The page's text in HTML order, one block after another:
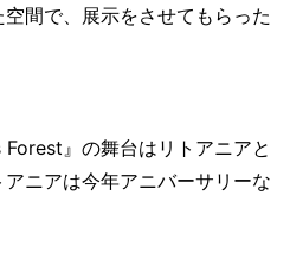
間で、展示をさせてもらった
』の舞台はリトアニアと
ニアは今年アニバーサリーな